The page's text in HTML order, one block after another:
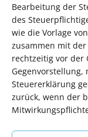
Bearbeitung der
des
wie die Vorlage
zusammen mit
rechtzeitig vor der
Steuererklärung
zurück, wenn der